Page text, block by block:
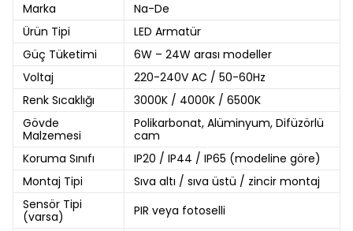
Marka
Na-De
Ürün Tipi
LED Armatür
Güç Tüketimi
6W – 24W arası modeller
Voltaj
220-240V AC / 50-60Hz
Renk Sıcaklığı
3000K / 4000K / 6500K
Gövde
Malzemesi
Polikarbonat, Alüminyum, Difüzörlü
cam
Koruma Sınıfı
IP20 / IP44 / IP65 (modeline göre)
Montaj Tipi
Sıva altı / sıva üstü / zincir montaj
Sensör Tipi
(varsa)
PIR veya fotoselli